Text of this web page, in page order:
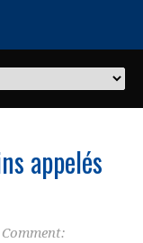
appelés
Comment: